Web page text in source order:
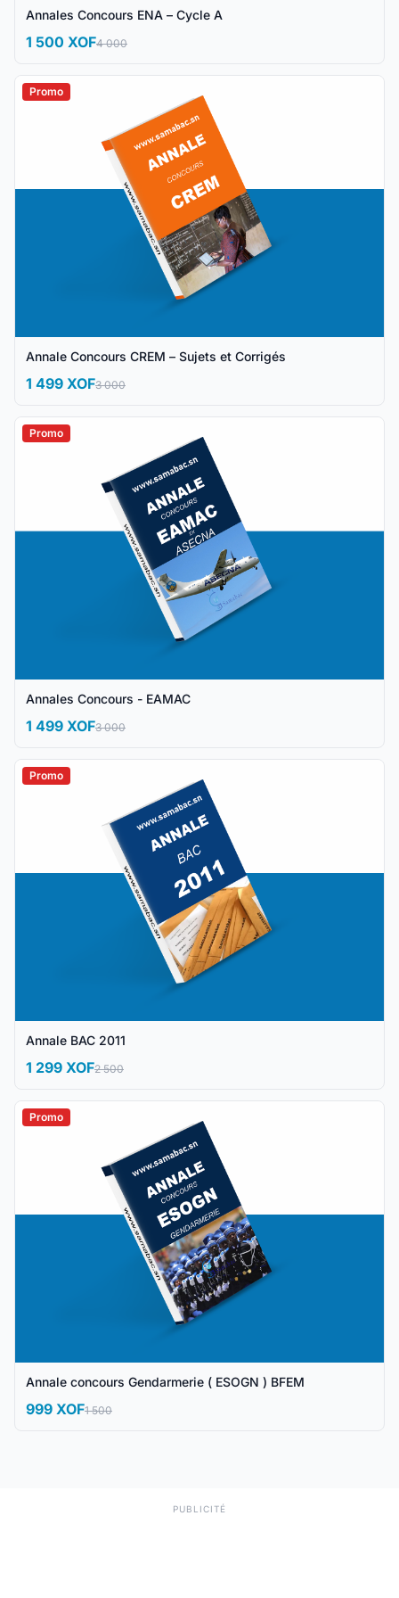
Annales Concours ENA – Cycle A
1 500 XOF4 000
Promo
Annale Concours CREM – Sujets et Corrigés
1 499 XOF3 000
Promo
Annales Concours - EAMAC
1 499 XOF3 000
Promo
Annale BAC 2011
1 299 XOF2 500
Promo
Annale concours Gendarmerie ( ESOGN ) BFEM
999 XOF1 500
PUBLICITÉ